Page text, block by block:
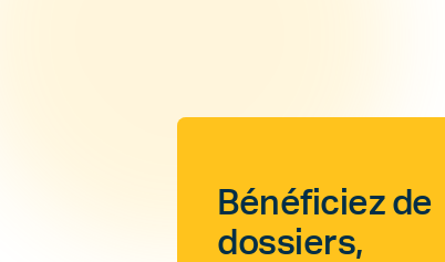
Bénéficiez de
dossiers,